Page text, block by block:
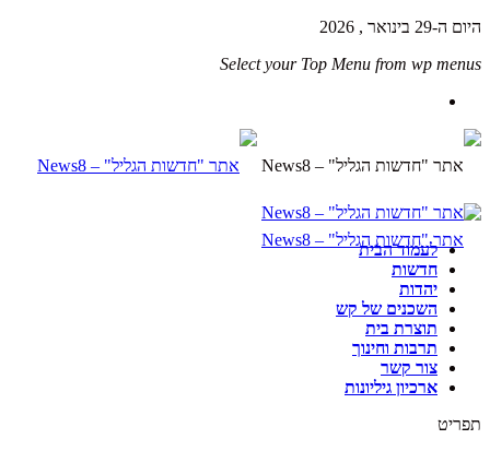
היום ה-29 בינואר , 2026
Select your Top Menu from wp menus
לעמוד הבית
חדשות
יהדות
השכנים של קש
תוצרת בית
תרבות וחינוך
צור קשר
ארכיון גיליונות
תפריט